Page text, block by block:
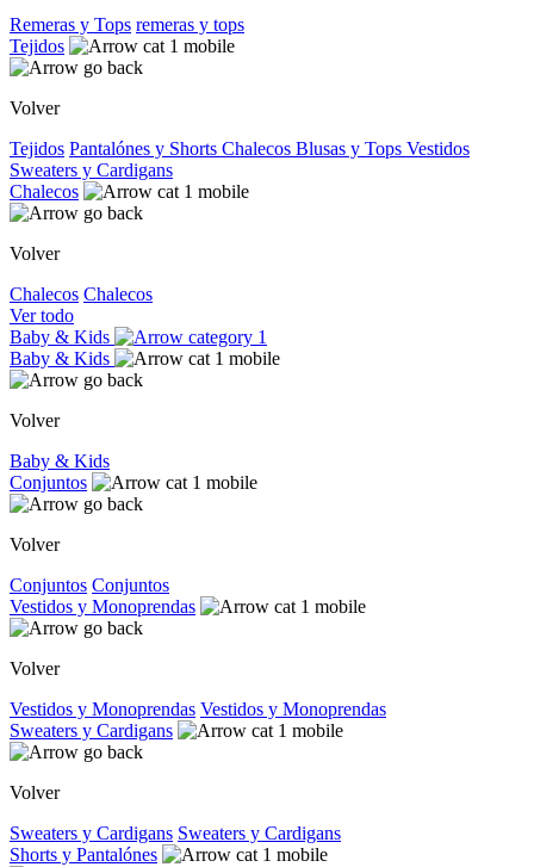
Remeras y Tops remeras y tops
Tejidos
Volver
Tejidos Pantalónes y Shorts Chalecos Blusas y Tops Vestidos
Sweaters y Cardigans
Chalecos
Volver
Chalecos Chalecos
Ver todo
Baby & Kids
Baby & Kids
Volver
Baby & Kids
Conjuntos
Volver
Conjuntos Conjuntos
Vestidos y Monoprendas
Volver
Vestidos y Monoprendas Vestidos y Monoprendas
Sweaters y Cardigans
Volver
Sweaters y Cardigans Sweaters y Cardigans
Shorts y Pantalónes